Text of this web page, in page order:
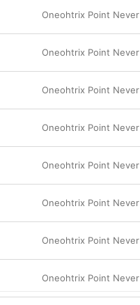
Oneohtrix Point Never
Oneohtrix Point Never
Oneohtrix Point Never
Oneohtrix Point Never
Oneohtrix Point Never
Oneohtrix Point Never
Oneohtrix Point Never
Oneohtrix Point Never